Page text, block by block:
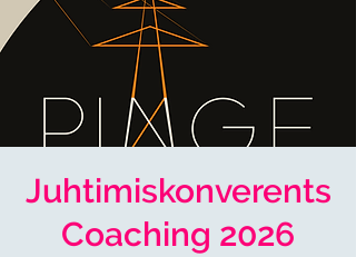
Juhtimiskonverents
Coaching 2026